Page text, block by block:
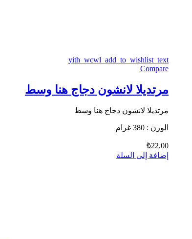
yith_wcwl_add_to_wishlist_text
Compare
مرتديلا لانشون دجاج هنا وسط
مرتديلا لانشون دجاج هنا وسط
الوزن : 380 غرام
₺22,00
إضافة إلى السلة